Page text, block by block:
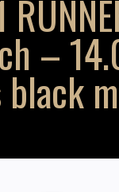
–
black